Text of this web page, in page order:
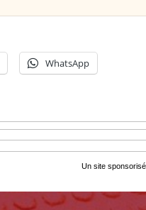
WhatsApp
Un site